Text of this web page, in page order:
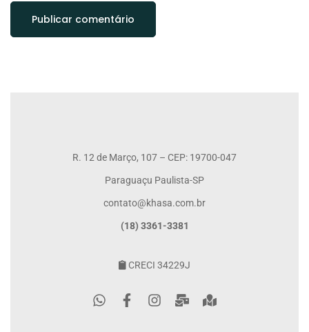
R. 12 de Março, 107 – CEP: 19700-047
Paraguaçu Paulista-SP
contato@khasa.com.br
(18) 3361-3381
CRECI 34229J